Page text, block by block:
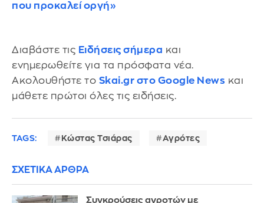
που προκαλεί οργή»
Διαβάστε τις Ειδήσεις σήμερα και
ενημερωθείτε για τα πρόσφατα νέα.
Ακολουθήστε το Skai.gr στο Google News και
μάθετε πρώτοι όλες τις ειδήσεις.
TAGS: Κώστας Τσιάρας Αγρότες
ΣΧΕΤΙΚΑ ΑΡΘΡΑ
Συγκρούσεις αγροτών με